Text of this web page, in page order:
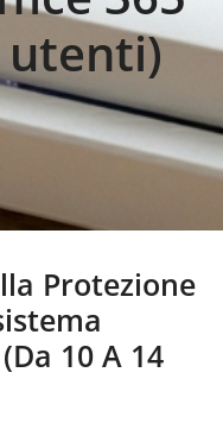
utenti)
Protezione
10 A 14